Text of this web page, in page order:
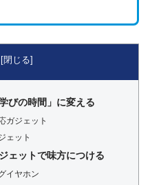
びの時間」に変える
ガジェット
ェット
ェットで味方につける
イヤホン